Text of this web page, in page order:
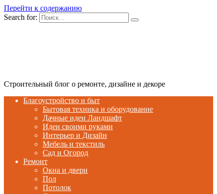
Перейти к содержанию
Search for:
Строительный блог о ремонте, дизайне и декоре
Благоустройство и быт
Бытовая техника и оборудование
Дачные идеи Ландшафт
Идеи своими руками
Интерьер и Дизайн
Мебель и текстиль
Сад и Огород
Ремонт
Окна и двери
Пол
Потолок